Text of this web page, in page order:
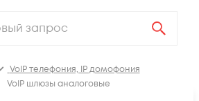
VoIP телефония, IP домофония
VoIP шлюзы аналоговые